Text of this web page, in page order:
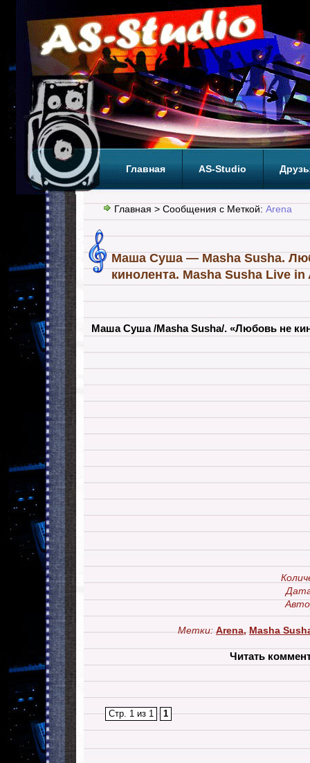
Главная AS-Studio
Теги ТОП
Главная > Сообщения с Меткой: Arena
Маша Суша — Masha Susha.
кинолента. Masha Susha Live in
Маша Суша /Masha Susha/. «Любовь не
Метки: Arena, Masha
Читать
Стр. 1 из 1 1